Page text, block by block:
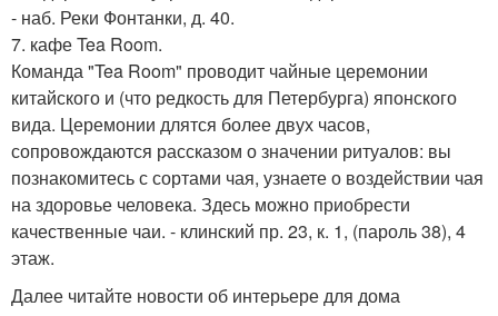
- наб. Реки Фонтанки, д. 40.
7. кафе Tea Room.
Команда "Tea Room" проводит чайные церемонии
китайского и (что редкость для Петербурга) японского
вида. Церемонии длятся более двух часов,
сопровождаются рассказом о значении ритуалов: вы
познакомитесь с сортами чая, узнаете о воздействии чая
на здоровье человека. Здесь можно приобрести
качественные чаи. - клинский пр. 23, к. 1, (пароль 38), 4
этаж.
Далее читайте новости об интерьере для дома